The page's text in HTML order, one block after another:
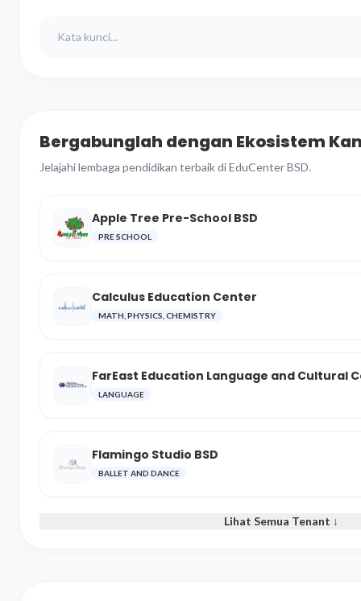
Bergabunglah dengan Ekosistem
Jelajahi lembaga pendidikan terbaik di EduCenter BSD.
Apple Tree Pre-School BSD
PRE SCHOOL
Calculus Education Center
MATH, PHYSICS, CHEMISTRY
FarEast Education Language and Cultural
LANGUAGE
Flamingo Studio BSD
BALLET AND DANCE
Lihat Semua Tenant ↓